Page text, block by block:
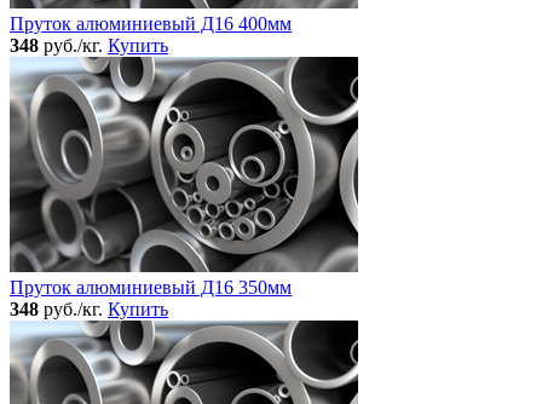
Пруток алюминиевый Д16 400мм
348 руб./кг. Купить
Пруток алюминиевый Д16 350мм
348 руб./кг. Купить